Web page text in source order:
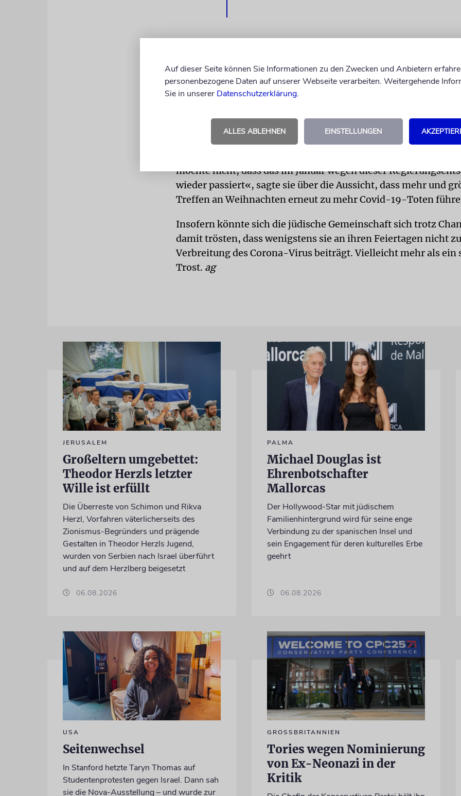
erwarten, dass die Freiheiten, die der christlichen
werden, gleichermaßen mit anderen Glaubensgemeinschaften
BEFÜRCHTUNGEN Lakonischer äußerte sich Rabbinerin Lisa
Temple Emanu-El-Beth Sholom. »Ich habe leider eine
möchte nicht, dass das im Januar wegen dieser
wieder passiert«, sagte sie über die Aussicht, dass mehr und
Treffen an Weihnachten erneut zu mehr Covid-19-Toten
Insofern könnte sich die jüdische Gemeinschaft sich trotz
damit trösten, dass wenigstens sie an ihren Feiertagen nicht
Verbreitung des Corona-Virus beiträgt. Vielleicht mehr als ein
Trost. ag
JERUSALEM
Großeltern umgebettet:
Theodor Herzls letzter
Wille ist erfüllt
Die Überreste von Schimon und Rikva
Herzl, Vorfahren väterlicherseits des
Zionismus-Begründers und prägende
Gestalten in Theodor Herzls Jugend,
wurden von Serbien nach Israel überführt
und auf dem Herzlberg beigesetzt
06.08.2026
PALMA
Michael Douglas ist
Ehrenbotschafter
Mallorcas
Der Hollywood-Star mit jüdischem
Familienhintergrund wird für seine enge
Verbindung zu der spanischen Insel und
sein Engagement für deren kulturelles Erbe
geehrt
06.08.2026
USA
Seitenwechsel
In Stanford hetzte Taryn Thomas auf
Studentenprotesten gegen Israel. Dann sah
sie die Nova-Ausstellung – und wurde zur
GROSSBRITANNIEN
Tories wegen Nominierung
von Ex-Neonazi in der
Kritik
Auf dieser Seite können Sie Informationen zu den Zwecken und Anbietern
personenbezogene Daten auf unserer Webseite verarbeiten. Weitergehende
Sie in unserer Datenschutzerklärung.
ALLES ABLEHNEN EINSTELLUNGEN